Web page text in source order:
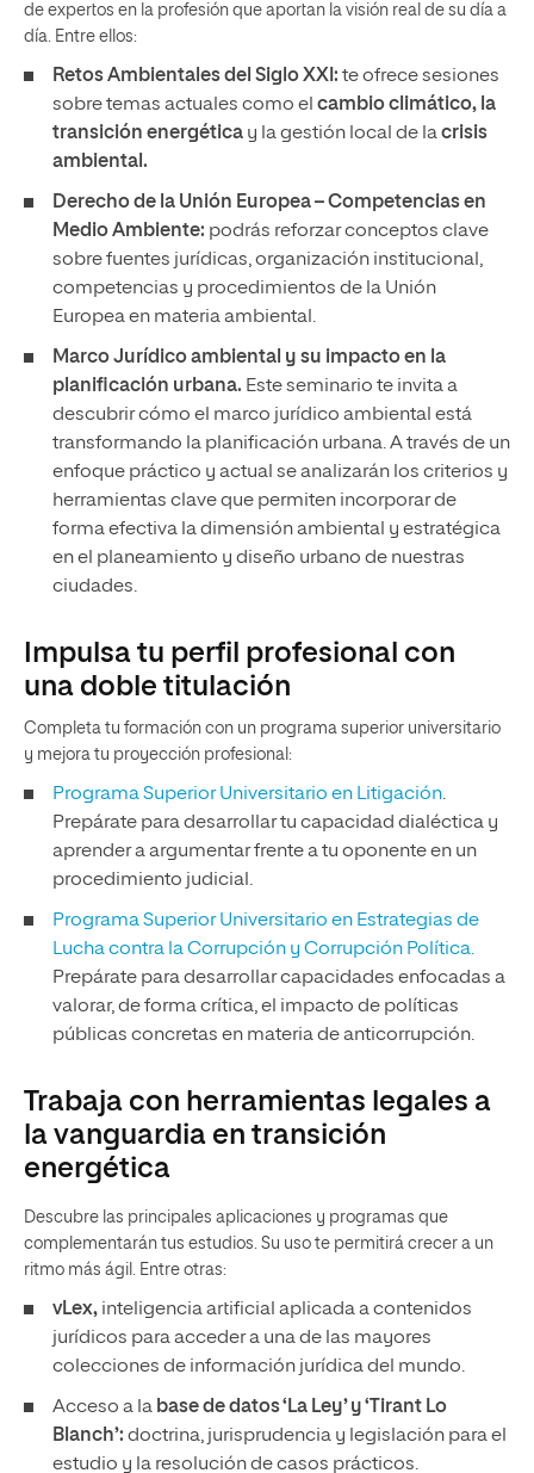
de expertos en la profesión que aportan la visión real de su día a
día. Entre ellos:
Retos Ambientales del Siglo XXI: te ofrece sesiones
sobre temas actuales como el cambio climático, la
transición energética y la gestión local de lacrisis
ambiental.
Derecho de la Unión Europea – Competencias en
Medio Ambiente: podrás reforzar conceptos clave
sobre fuentes jurídicas, organización institucional,
competencias y procedimientos de la Unión
Europea en materia ambiental.
Marco Jurídico ambiental y su impacto en la
planificación urbana. Este seminario te invita a
descubrir cómo el marco jurídico ambiental está
transformando la planificación urbana. A través de un
enfoque práctico y actual se analizarán los criterios y
herramientas clave que permiten incorporar de
forma efectiva la dimensión ambiental y estratégica
en el planeamiento y diseño urbano de nuestras
ciudades.
Impulsa tu perfil profesional con
una doble titulación
Completa tu formación con un programa superior universitario
y mejora tu proyección profesional:
Programa Superior Universitario en Litigación.
Prepárate para desarrollar tu capacidad dialéctica y
aprender a argumentar frente a tu oponente en un
procedimiento judicial.
Programa Superior Universitario en Estrategias de
Lucha contra la Corrupción y Corrupción Política.
Prepárate para desarrollar capacidades enfocadas a
valorar, de forma crítica, el impacto de políticas
públicas concretas en materia de anticorrupción.
Trabaja con herramientas legales a
la vanguardia en transición
energética
Descubre las principales aplicaciones y programas que
complementarán tus estudios. Su uso te permitirá crecer a un
ritmo más ágil. Entre otras:
vLex, inteligencia artificial aplicada a contenidos
jurídicos para acceder a una de las mayores
colecciones de información jurídica del mundo.
Acceso a la base de datos ‘La Ley’ y ‘Tirant Lo
Blanch’: doctrina, jurisprudencia y legislación para el
estudio y la resolución de casos prácticos.